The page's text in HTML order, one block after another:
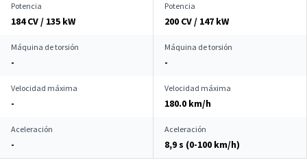
Potencia
184 CV / 135 kW
Potencia
200 CV / 147 kW
Máquina de torsión
-
Máquina de torsión
-
Velocidad máxima
-
Velocidad máxima
180.0 km/h
Aceleración
-
Aceleración
8,9 s (0-100 km/h)